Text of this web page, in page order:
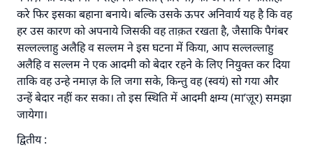
करे फिर इसका बहाना बनाये। बल्कि उसके ऊपर अनिवार्य यह है कि वह
हर उस कारण को अपनाये जिसकी वह ताक़त रखता है, जैसाकि पैगंबर
सल्लल्लाहु अलैहि व सल्लम ने इस घटना में किया, आप सल्लल्लाहु
अलैहि व सल्लम ने एक आदमी को बेदार रहने के लिए नियुक्त कर दिया
ताकि वह उन्हे नमाज़ के लि जगा सके, किन्तु वह (स्वयं) सो गया और
उन्हें बेदार नहीं कर सका। तो इस स्थिति में आदमी क्षम्य (मा’ज़ूर) समझा
जायेगा।
द्वितीय :
उम्मत के प्रश्नों का उत्तर देने में हमारी सहायता करें
अल्लाह के रसूल सल्लल्लाहु अलैहि व सल्लम ने फरमाया :
'जो व्यक्ति भलाई का मार्ग दर्शाए, उसके लिए उस भलाई के
करने वाले के समान प्रतिफल है।''
(मुस्लिम : 1893).